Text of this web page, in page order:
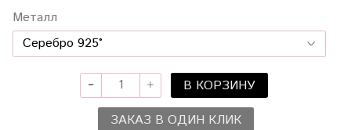
Металл
В КОРЗИНУ
ЗАКАЗ В ОДИН КЛИК